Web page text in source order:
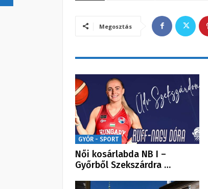
Megosztás
GYŐR - SPORT
Női kosárlabda NB I –
Győrből Szekszárdra …